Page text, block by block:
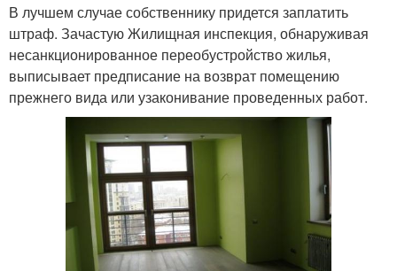
В лучшем случае собственнику придется заплатить
штраф. Зачастую Жилищная инспекция, обнаруживая
несанкционированное переобустройство жилья,
выписывает предписание на возврат помещению
прежнего вида или узаконивание проведенных работ.